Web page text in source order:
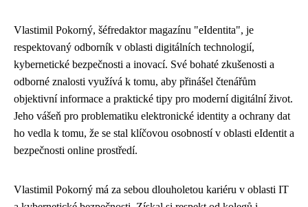
Vlastimil Pokorný, šéfredaktor magazínu "eIdentita", je
respektovaný odborník v oblasti digitálních technologií,
kybernetické bezpečnosti a inovací. Své bohaté zkušenosti a
odborné znalosti využívá k tomu, aby přinášel čtenářům
objektivní informace a praktické tipy pro moderní digitální život.
Jeho vášeň pro problematiku elektronické identity a ochrany dat
ho vedla k tomu, že se stal klíčovou osobností v oblasti eIdentit a
bezpečnosti online prostředí.
Vlastimil Pokorný má za sebou dlouholetou kariéru v oblasti IT